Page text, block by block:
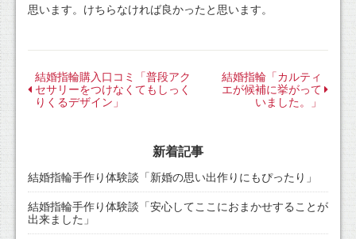
思います。けちらなければ良かったと思います。
結婚指輪購入口コミ「普段アク
セサリーをつけなくてもしっく
りくるデザイン」
結婚指輪「カルティ
エが候補に挙がって
いました。」
新着記事
結婚指輪手作り体験談「新婚の思い出作りにもぴったり」
結婚指輪手作り体験談「安心してここにおまかせすることが
出来ました」